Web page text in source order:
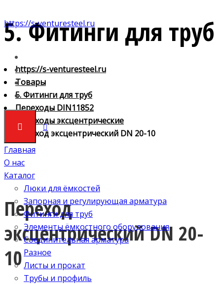
https://s-venturesteel.ru
Главная
О нас
Каталог
Люки для ёмкостей
Запорная и регулирующая арматура
Фитинги для труб
Элементы ёмкостного оборудования
Соединительная арматура
Разное
Листы и прокат
Трубы и профиль
5. Фитинги для труб
https://s-venturesteel.ru
Товары
5. Фитинги для труб
Переходы DIN11852
Переходы эксцентрические
Переход эксцентрический DN 20-10
Переход
эксцентрический DN 20-
10